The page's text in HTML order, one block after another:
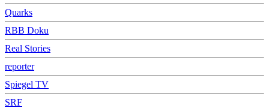
Quarks
RBB Doku
Real Stories
reporter
Spiegel TV
SRF